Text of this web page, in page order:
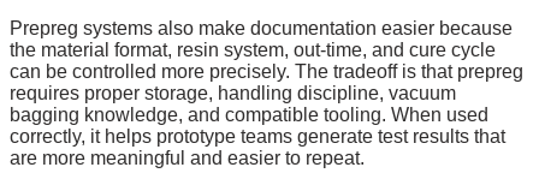
Prepreg systems also make documentation easier because
the material format, resin system, out-time, and cure cycle
can be controlled more precisely. The tradeoff is that prepreg
requires proper storage, handling discipline, vacuum
bagging knowledge, and compatible tooling. When used
correctly, it helps prototype teams generate test results that
are more meaningful and easier to repeat.